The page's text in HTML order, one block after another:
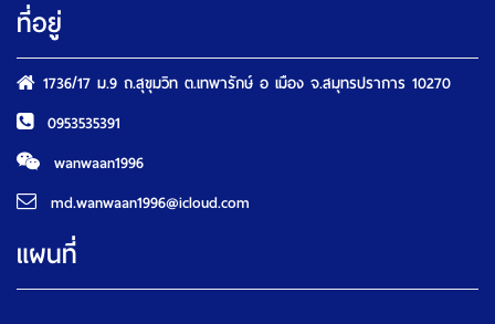
ที่อยู่
1736/17 ม.9 ถ.สุขุมวิท ต.เทพารักษ์ อ เมือง จ.สมุทรปราการ 10270
0953535391
wanwaan1996
md.wanwaan1996@icloud.com
แผนที่